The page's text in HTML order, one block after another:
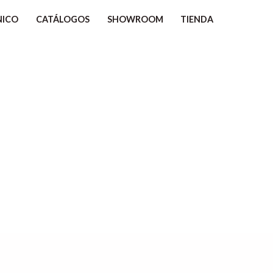
CATÁLOGOS SHOWROOM TIENDA